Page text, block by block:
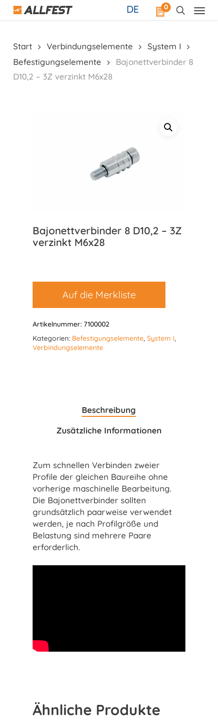
Skip
0
DE
Start Verbindungselemente
System I
Befestigungselemente
Bajonettverbinder 8
D10,2 – 3Z verzinkt M6x28
Bajonettverbinder 8 D10,2 – 3Z
verzinkt M6x28
Auf die Merkliste
Artikelnummer: 7100002
Kategorien: Befestigungselemente, System I,
Verbindungselemente
Beschreibung
Zusätzliche Informationen
Zum schnellen Verbinden zweier
Profile der gleichen Baureihe ohne
vorherige maschinelle Bearbeitung.
Die Bajonettverbinder sollten
grundsätzlich paarweise verwendet
werden, je nach Profilgröße und
Belastung sind mehrere Paare
erforderlich.
Ähnliche Produkte